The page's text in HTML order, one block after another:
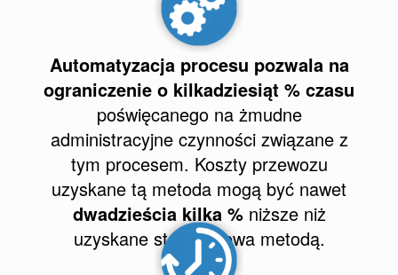
Automatyzacja procesu pozwala na
ograniczenie o kilkadziesiąt % czasu
poświęcanego na żmudne
administracyjne czynności związane z
tym procesem. Koszty przewozu
uzyskane tą metoda mogą być nawet
dwadzieścia kilka %niższe niż
uzyskane standardowa metodą.